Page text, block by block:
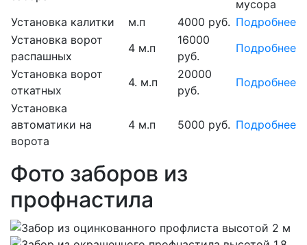
мусора
Установка калитки
м.п 4000 руб. Подробнее
Установка ворот
распашных
4 м.п
16000
руб.
Подробнее
Установка ворот
откатных
4. м.п
20000
руб.
Подробнее
Установка
автоматики на
ворота
4 м.п 5000 руб. Подробнее
Фото заборов из
профнастила